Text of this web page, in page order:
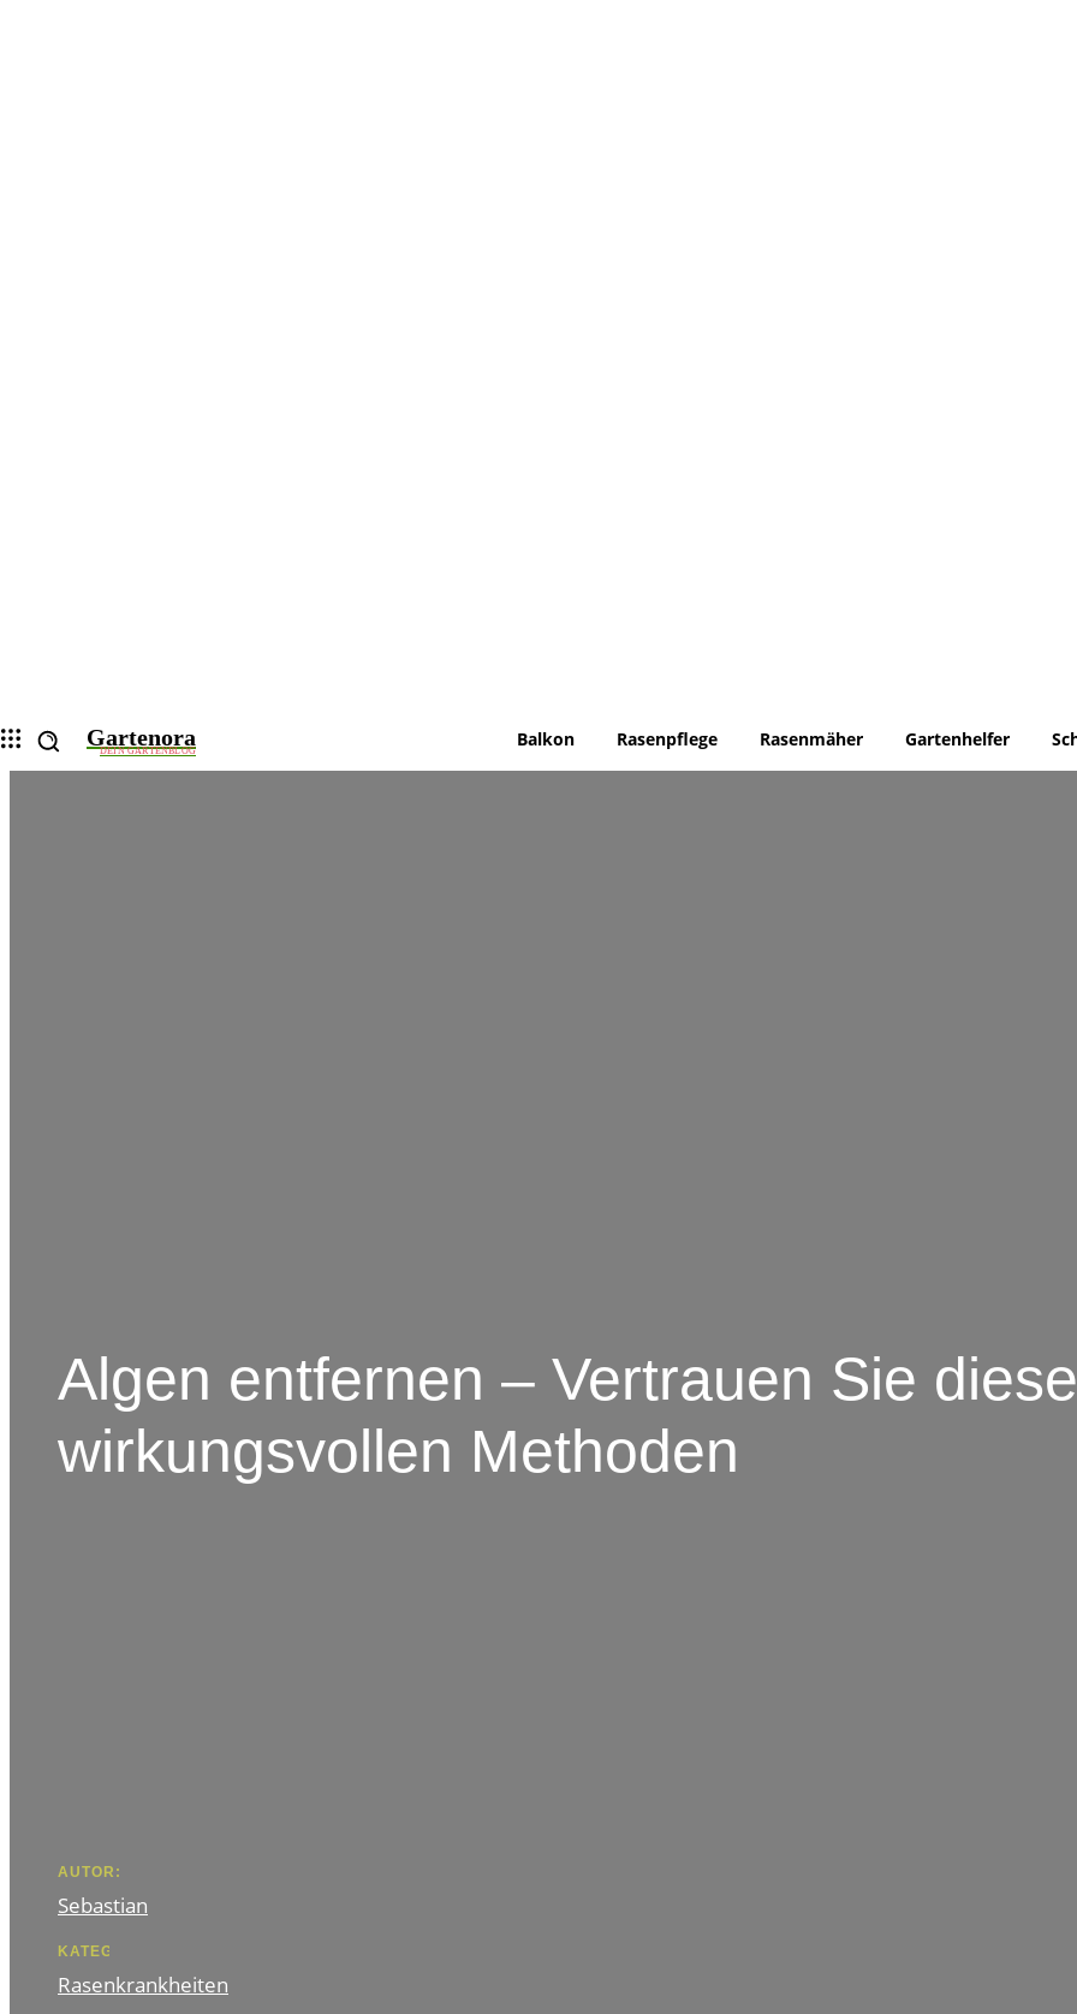
Gartenora
DEIN GARTENBLOG
Balkon Rasenpflege Rasenmäher Gartenhelfer
Algen entfernen – Vertrauen Sie
wirkungsvollen Methoden
AUTOR:
Sebastian
KATEGORIE
Rasenkrankheiten